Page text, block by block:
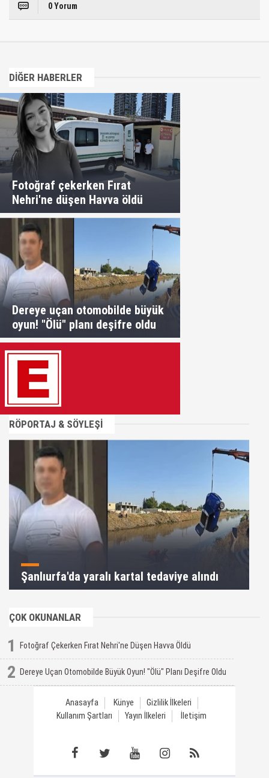
0 Yorum
DİĞER HABERLER
Fotoğraf çekerken Fırat
Nehri'ne düşen Havva öldü
Dereye uçan otomobilde büyük
oyun! "Ölü" planı deşifre oldu
RÖPORTAJ & SÖYLEŞİ
Şanlıurfa'da yaralı kartal tedaviye alındı
ÇOK OKUNANLAR
1 Fotoğraf Çekerken Fırat Nehri'ne Düşen Havva Öldü
2 Dereye Uçan Otomobilde Büyük Oyun! "Ölü" Planı Deşifre Oldu
Anasayfa Künye
Gizlilik İlkeleri
Kullanım Şartları
Yayın İlkeleri İletişim